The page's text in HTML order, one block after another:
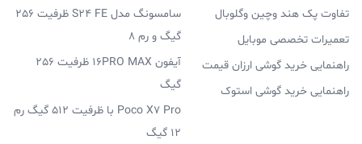
بصری باورنکردنی افزایش دهید. انقلاب هوش مصنوعی به
بازی رسیده است.
آورده است. مک بوک پرو 13 اینچی همچنین دارای یک وب
کم 720p ارتقا یافته، یک SSD فوق العاده سریع و طراحی
تفاوت پک هند وچین وگلوبال
تعمیرات تخصصی موبایل
راهنمایی خرید گوشی ارزان قیمت
راهنمایی خرید گوشی استوک
سامسونگ مدل S24 FE ظرفیت 256
گیگ و رم 8
آیفون 16PRO MAX ظرفیت 256
گیگ
Poco X7 Pro با ظرفیت 512 گیگ رم
12 گیگ